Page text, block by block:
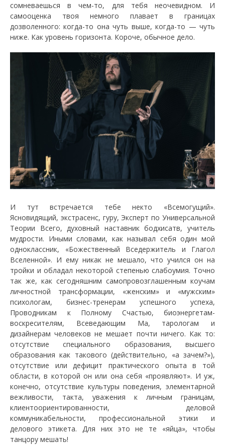
сомневаешься в чем-то, для тебя неочевидном. И
самооценка твоя немного плавает в границах
дозволенного: когда-то она чуть выше, когда-то — чуть
ниже. Как уровень горизонта. Короче, обычное дело.
И тут встречается тебе некто «Всемогущий».
Ясновидящий, экстрасенс, гуру, Эксперт по Универсальной
Теории Всего, духовный наставник бодхисатв, учитель
мудрости. Иными словами, как называл себя один мой
одноклассник, «Божественный Вседержитель и Глагол
Вселенной». И ему никак не мешало, что учился он на
тройки и обладал некоторой степенью слабоумия. Точно
так же, как сегодняшним самопровозглашенным коучам
личностной трансформации, «женским» и «мужским»
психологам, бизнес-тренерам успешного успеха,
Проводникам к Полному Счастью, биоэнергетам-
воскресителям, Всеведающим Ма, тарологам и
дизайнерам человеков не мешает почти ничего. Как то:
отсутствие специального образования, высшего
образования как такового (действительно, «а зачем?»),
отсутствие или дефицит практического опыта в той
области, в которой он или она себя «проявляют». И уж,
конечно, отсутствие культуры поведения, элементарной
вежливости, такта, уважения к личным границам,
клиентоориентированности, деловой
коммуникабельности, профессиональной этики и
делового этикета. Для них это не те «яйца», чтобы
танцору мешать!